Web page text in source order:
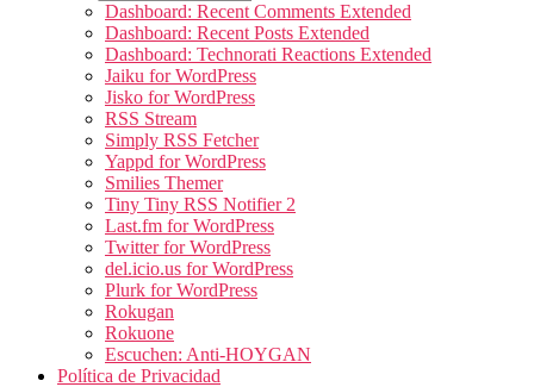
Dashboard: Recent Comments Extended
Dashboard: Recent Posts Extended
Dashboard: Technorati Reactions Extended
Jaiku for WordPress
Jisko for WordPress
RSS Stream
Simply RSS Fetcher
Yappd for WordPress
Smilies Themer
Tiny Tiny RSS Notifier 2
Last.fm for WordPress
Twitter for WordPress
del.icio.us for WordPress
Plurk for WordPress
Rokugan
Rokuone
Escuchen: Anti-HOYGAN
Política de Privacidad